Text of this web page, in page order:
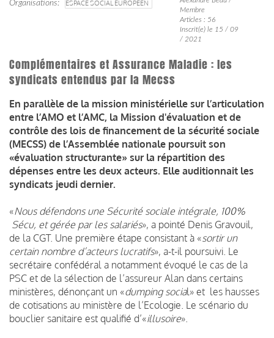
Organisations ESPACE SOCIAL EUROPÉEN
Membre
Articles : 56
Inscrit(e) le 15 / 09
/ 2021
Complémentaires et Assurance Maladie : les
syndicats entendus par la Mecss
En parallèle de la mission ministérielle sur l’articulation
entre l’AMO et l’AMC, la Mission d'évaluation et de
contrôle des lois de financement de la sécurité sociale
(MECSS) de l’Assemblée nationale poursuit son
«évaluation structurante» sur la répartition des
dépenses entre les deux acteurs. Elle auditionnait les
syndicats jeudi dernier.
«Nous défendons une Sécurité sociale intégrale, 100%
Sécu, et gérée par les salariés», a pointé Denis Gravouil,
de la CGT. Une première étape consistant à «sortir un
certain nombre d’acteurs lucratifs», a-t-il poursuivi. Le
secrétaire confédéral a notamment évoqué le cas de la
PSC et de la sélection de l’assureur Alan dans certains
ministères, dénonçant un «dumping social» et les hausses
de cotisations au ministère de l’Ecologie. Le scénario du
bouclier sanitaire est qualifié d’«illusoire».